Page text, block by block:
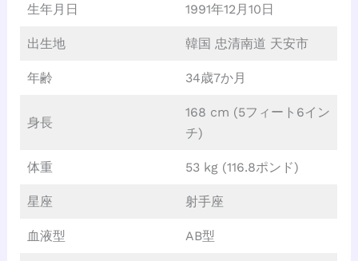
生年月日 1991年12月10日
出生地 韓国 忠清南道 天安市
年齢 34歳7か月
身長
168 cm (5フィート6イン
チ)
体重 53 kg (116.8ポンド)
星座 射手座
血液型 AB型